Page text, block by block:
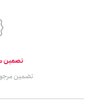
تصمین
تضمین